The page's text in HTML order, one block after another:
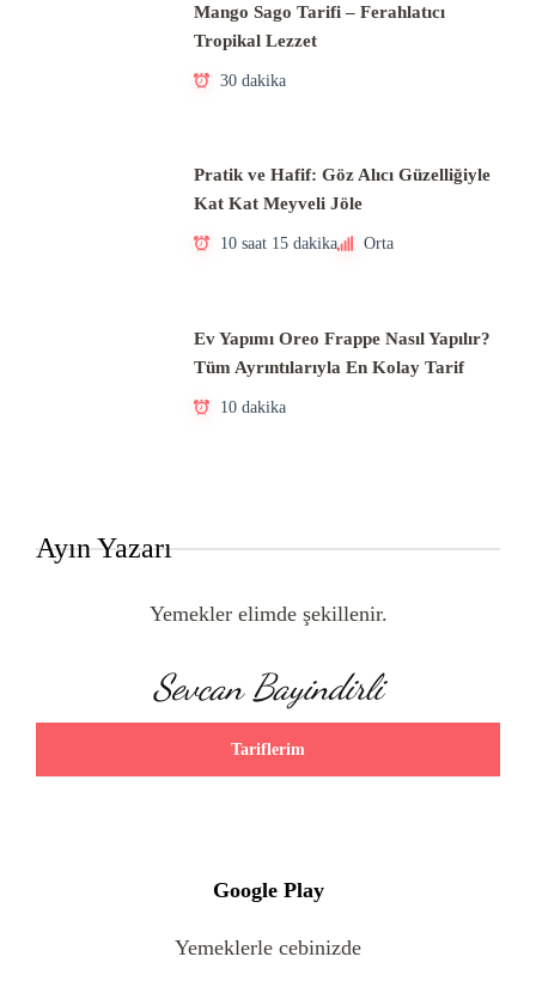
Mango Sago Tarifi – Ferahlatıcı
Tropikal Lezzet
30 dakika
Pratik ve Hafif: Göz Alıcı Güzelliğiyle
Kat Kat Meyveli Jöle
10 saat 15 dakika Orta
Ev Yapımı Oreo Frappe Nasıl Yapılır?
Tüm Ayrıntılarıyla En Kolay Tarif
10 dakika
Ayın Yazarı
Yemekler elimde şekillenir.
Sevcan Bayindirli
Tariflerim
Google Play
Yemeklerle cebinizde